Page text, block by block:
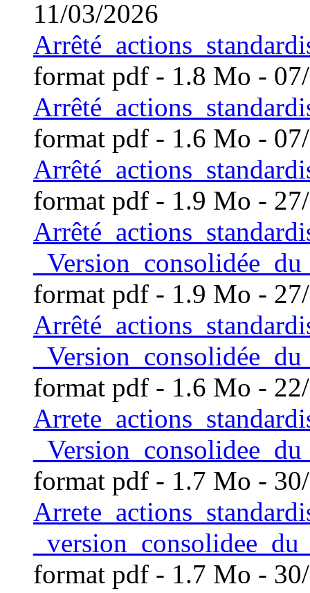
11/03/2026
format pdf - 1.8 Mo -
format pdf - 1.6 Mo -
format pdf - 1.9 Mo -
format pdf - 1.9 Mo -
format pdf - 1.6 Mo -
format pdf - 1.7 Mo -
format pdf - 1.7 Mo -